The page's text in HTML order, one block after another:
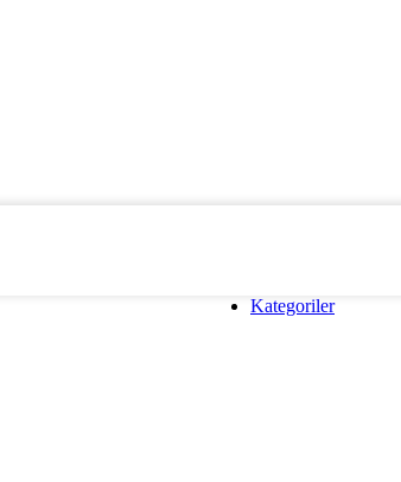
Kategoriler